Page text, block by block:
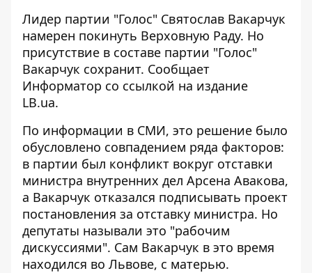
Лидер партии "Голос" Святослав Вакарчук
намерен покинуть Верховную Раду. Но
присутствие в составе партии "Голос"
Вакарчук сохранит. Сообщает
Информатор со ссылкой на издание
LB.ua.
По информации в СМИ, это решение было
обусловлено совпадением ряда факторов:
в партии был конфликт вокруг отставки
министра внутренних дел Арсена Авакова,
а Вакарчук отказался подписывать проект
постановления за отставку министра. Но
депутаты называли это "рабочим
дискуссиями". Сам Вакарчук в это время
находился во Львове, с матерью.